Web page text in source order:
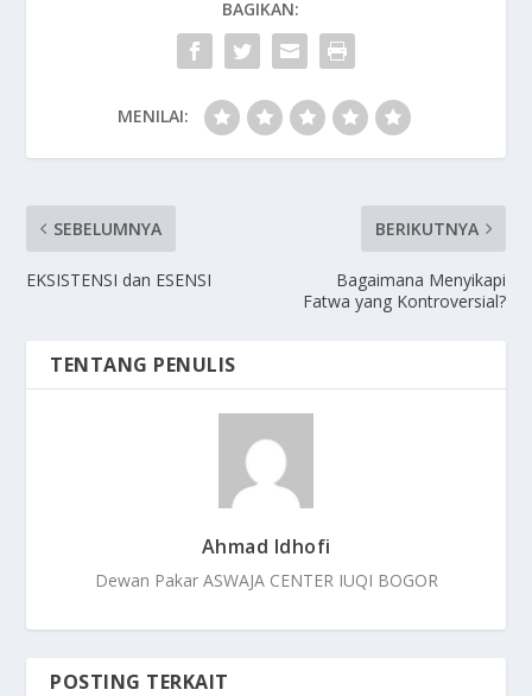
BAGIKAN:
MENILAI:
SEBELUMNYA
EKSISTENSI dan ESENSI
BERIKUTNYA
Bagaimana Menyikapi
Fatwa yang Kontroversial?
TENTANG PENULIS
Ahmad Idhofi
Dewan Pakar ASWAJA CENTER IUQI BOGOR
POSTING TERKAIT